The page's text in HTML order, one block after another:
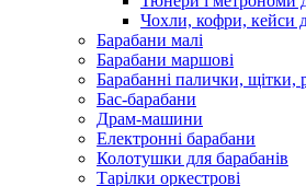
Чохли, кофри, кейси
Барабани малі
Барабани маршові
Барабанні палички, щітки,
Бас-барабани
Драм-машини
Електронні барабани
Колотушки для барабанів
Тарілки оркестрові